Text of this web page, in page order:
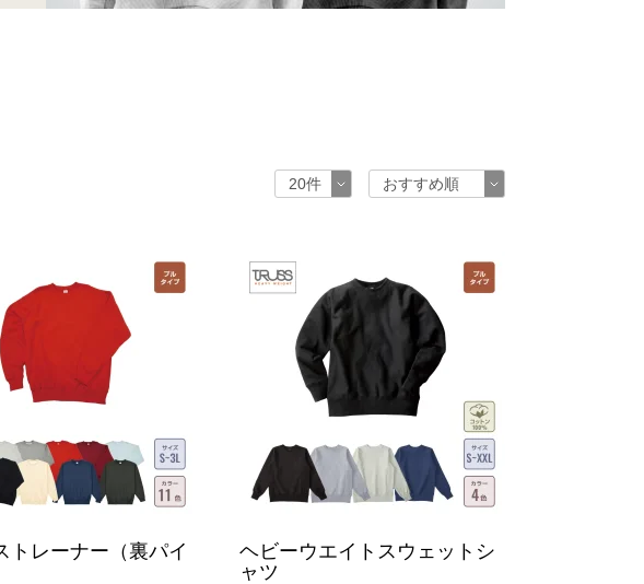
トレーナー（裏パイ
ヘビーウエイトスウェットシ
ャツ